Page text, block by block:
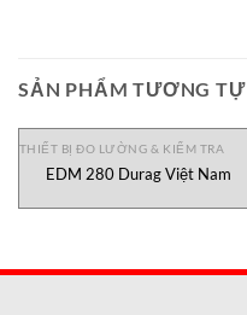
SẢN PHẨM TƯƠNG TỰ
THIẾT BỊ ĐO LƯỜNG & KIỂM TRA
EDM 280 Durag Việt Nam